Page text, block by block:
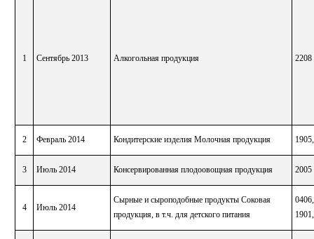
1 Сентябрь 2013 Алкогольная продукция 2208
2 Февраль 2014 Кондитерские изделия Молочная продукция
3 Июль 2014 Консервированная плодоовощная продукция 2005
4 Июль 2014
Сырные и сыроподобные продукты Соковая
продукция, в т.ч. для детского питания